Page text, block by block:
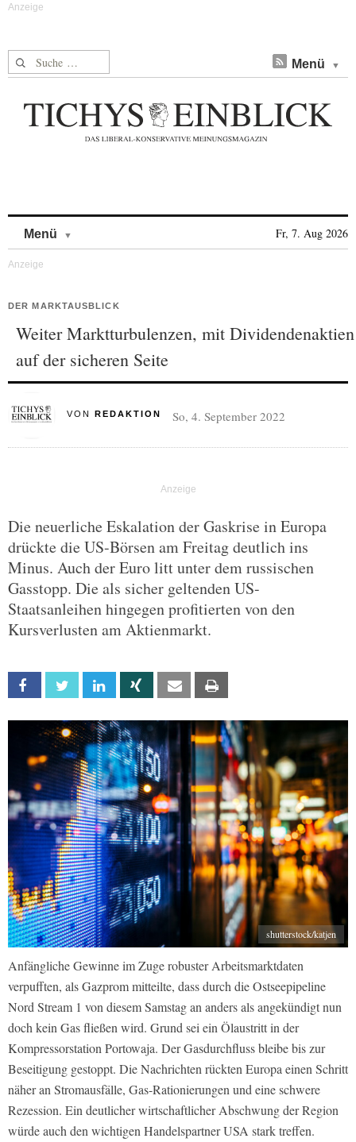
Suche nach: Menü
Menü Fr, 7. Aug 2026
DER MARKTAUSBLICK
Weiter Marktturbulenzen, mit Dividendenaktien
auf der sicheren Seite
VON REDAKTION So, 4. September 2022
Die neuerliche Eskalation der Gaskrise in Europa
drückte die US-Börsen am Freitag deutlich ins
Minus. Auch der Euro litt unter dem russischen
Gasstopp. Die als sicher geltenden US-
Staatsanleihen hingegen profitierten von den
Kursverlusten am Aktienmarkt.
Facebook Twitter Linkedin Xing Email
shutterstock/katjen
Anfängliche Gewinne im Zuge robuster Arbeitsmarktdaten
verpufften, als Gazprom mitteilte, dass durch die Ostseepipeline
Nord Stream 1 von diesem Samstag an anders als angekündigt nun
doch kein Gas fließen wird. Grund sei ein Ölaustritt in der
Kompressorstation Portowaja. Der Gasdurchfluss bleibe bis zur
Beseitigung gestoppt. Die Nachrichten rückten Europa einen Schritt
näher an Stromausfälle, Gas-Rationierungen und eine schwere
Rezession. Ein deutlicher wirtschaftlicher Abschwung der Region
würde auch den wichtigen Handelspartner USA stark treffen.